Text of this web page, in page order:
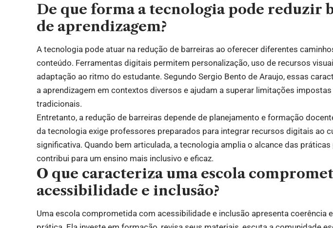
De que forma a tecnologia pode reduzir
de aprendizagem?
A tecnologia pode atuar na redução de barreiras ao oferecer diferentes
conteúdo. Ferramentas digitais permitem personalização, uso de recursos
adaptação ao ritmo do estudante. Segundo Sergio Bento de Araujo, essas
a aprendizagem em contextos diversos e ajudam a superar limitações
tradicionais.
Entretanto, a redução de barreiras depende de planejamento e formação
da tecnologia exige professores preparados para integrar recursos digitais ao
significativa. Quando bem articulada, a tecnologia amplia o alcance das
contribui para um ensino mais inclusivo e eficaz.
O que caracteriza uma escola
acessibilidade e inclusão?
Uma escola comprometida com acessibilidade e inclusão apresenta coerência